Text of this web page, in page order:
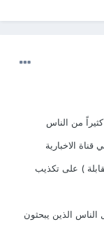
من الناس
الاخبارية
) على تكذيب
الذين يبحثون